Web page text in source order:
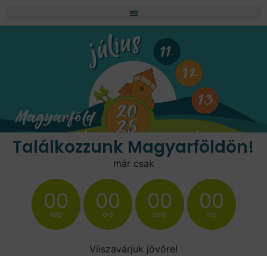
Találkozzunk Magyarföldön!
már csak
00
nap
00
óra
00
perc
00
mp
Viiszavárjuk jövőre!